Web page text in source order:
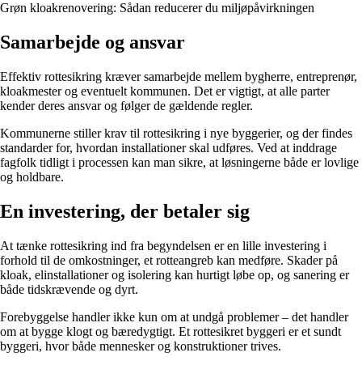
Grøn kloakrenovering: Sådan reducerer du miljøpåvirkningen
Samarbejde og ansvar
Effektiv rottesikring kræver samarbejde mellem bygherre, entreprenør,
kloakmester og eventuelt kommunen. Det er vigtigt, at alle parter
kender deres ansvar og følger de gældende regler.
Kommunerne stiller krav til rottesikring i nye byggerier, og der findes
standarder for, hvordan installationer skal udføres. Ved at inddrage
fagfolk tidligt i processen kan man sikre, at løsningerne både er lovlige
og holdbare.
En investering, der betaler sig
At tænke rottesikring ind fra begyndelsen er en lille investering i
forhold til de omkostninger, et rotteangreb kan medføre. Skader på
kloak, elinstallationer og isolering kan hurtigt løbe op, og sanering er
både tidskrævende og dyrt.
Forebyggelse handler ikke kun om at undgå problemer – det handler
om at bygge klogt og bæredygtigt. Et rottesikret byggeri er et sundt
byggeri, hvor både mennesker og konstruktioner trives.